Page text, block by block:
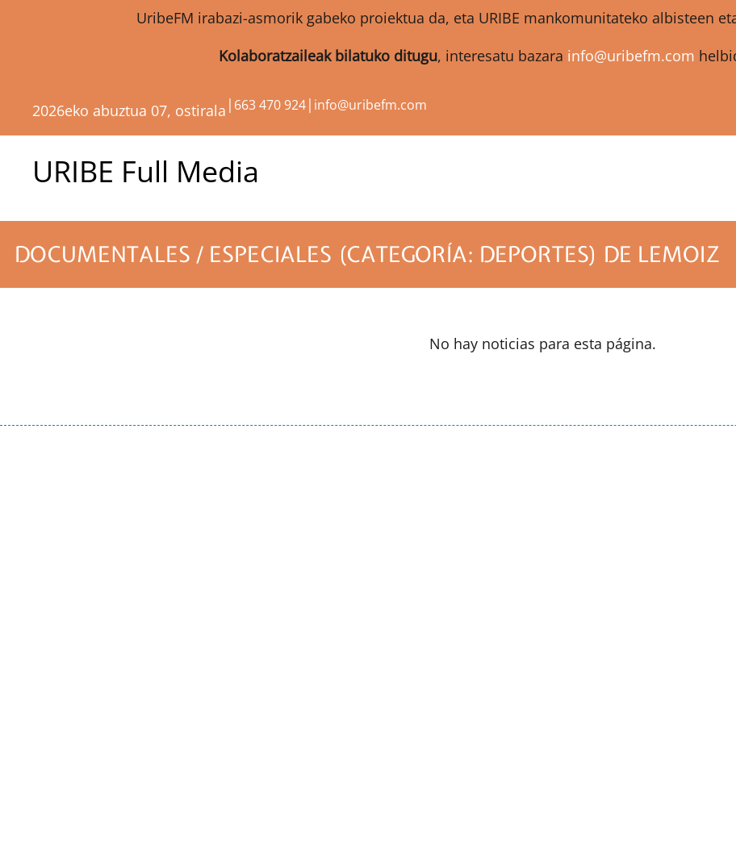
UribeFM irabazi-asmorik gabeko proiektua da, eta URIBE mankomunitateko albisteen
Kolaboratzaileak bilatuko ditugu, interesatu bazara info@uribefm.com
2026eko abuztua 07, ostirala | 663 470 924| info@uribefm.com
URIBE Full Media
DOCUMENTALES / ESPECIALES (CATEGORÍA: DEPORTES) DE LEMOIZ
No hay noticias para esta página.